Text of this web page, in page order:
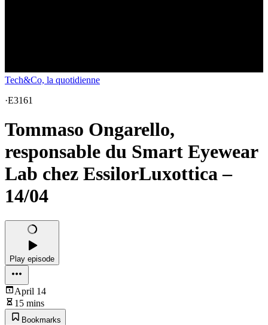
Tech&Co, la quotidienne
·E3161
Tommaso Ongarello,
responsable du Smart Eyewear
Lab chez EssilorLuxottica –
14/04
Play episode
April 14
15 mins
Bookmarks